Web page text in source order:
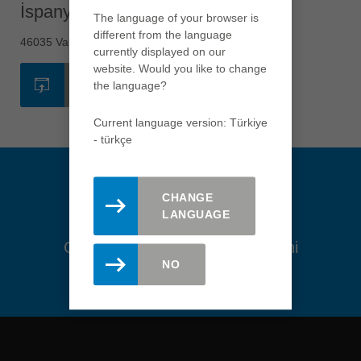
Việt Nam
tiếng việt
中国
中文
ประเทศไทย
yкраїнська
İspanya - Valencia
46035 Valencia
WEB SITESI
Güncel kalın. Leitz Haber Bülteni
için kaydolun.
The language of your browser is
different from the language
currently displayed on our
website. Would you like to change
the language?
Current language version: Türkiye
- türkçe
CHANGE
LANGUAGE
NO